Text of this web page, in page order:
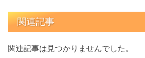
関連記事
関連記事は見つかりませんでした。